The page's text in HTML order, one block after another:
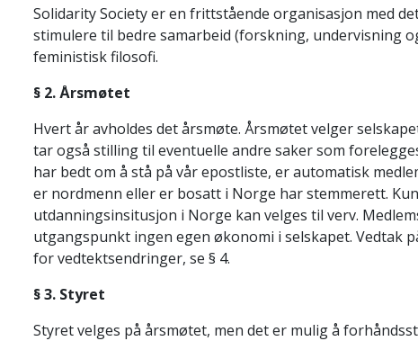
Solidarity Society er en frittstående organisasjon med
stimulere til bedre samarbeid (forskning, undervisning
feministisk filosofi.
§ 2. Årsmøtet
Hvert år avholdes det årsmøte. Årsmøtet velger
tar også stilling til eventuelle andre saker som
har bedt om å stå på vår epostliste, er automatisk
er nordmenn eller er bosatt i Norge har stemmerett.
utdanningsinsitusjon i Norge kan velges til verv.
utgangspunkt ingen egen økonomi i selskapet. Vedtak
for vedtektsendringer, se § 4.
§ 3. Styret
Styret velges på årsmøtet, men det er mulig å